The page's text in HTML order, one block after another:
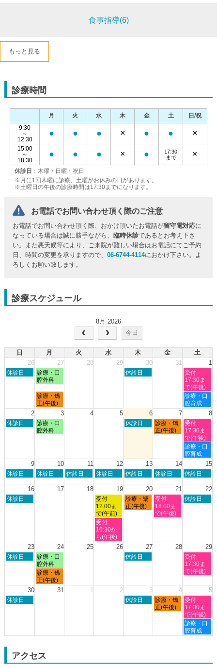
食事指導(6)
もっと見る
診療時間
休診日 ：木曜・日曜・祝日
※月に1回木曜に診療、土曜がお休みの日があります。
※土曜日の午後の診療時間は17:30までになります。
月 火 水 木 金 土
日/祝
9:30
～
12:30
● ● ● × ● ● ×
15:00
～
18:30
● ● ● × ●
17:30
まで
×
お電話でお問い合わせ頂く際のご注意
お電話でお問い合わせ頂く際、おかけ頂いたお電話が留守電対応に
なっている場合は誠に勝手ながら、
臨時休診であるとお考え下さ
い。また悪天候等により、ご来院が難しい場合はお電話にてご予約
日、時間の変更を承りますので、06-6744-4114におかけ下さい。よ
ろしくお願い致します。
診療スケジュール
8月 2026
今日
日 月 火 水 木 金
土
26
27 28 29 30 31 1
日
26th
休診日
月
曜
7
月
27th
診療・口
腔外科
木
30th
休診日
土
曜
日,
8
月
1st
受付
17:30ま
で(午後)
月
曜
日,
月
27th
診療・矯
正(午後)
土
曜
日,
月
1st
2026
診療・口
腔育成
2 3 4 5 6 7 8
日
2nd
休診日
月
曜
3rd
診療・口
腔外科
木
6th
休診日
金
曜
7th
診療・矯
正(午後)
土
曜
日,
8
月
8th
受付
17:30ま
で(午後)
土
曜
日,
月
診療・口
腔育成
9 10 11 12 13 14 15
日
8
月
休診日
月
休診日
火
休診日
水
8
月
12th
2026
休診日
木
8
月
13th
休診日
金
8
月
14th
2026
休診日
土
8
月
休診日
16 17 18 19 20 21 22
日
2026
休診日
水
曜
日,
8
月
19th
2026
受付
12:00ま
で(午前)
木
曜
2026
診療・矯
正(午後)
金
曜
日,
2026
受付
18:00ま
で(午後)
土
2026
休診日
水
曜
日,
8
受付
16:30か
ら(午後)
23 24 25 26 27 28 29
日
月
2026
休診日
月
曜
日,
8
月
診療・口
腔外科
木
月
2026
休診日
土
曜
日,
月
2026
受付
17:30ま
で(午後)
月
曜
日,
診療・矯
正(午後)
30 31 1 2 3 4 5
日
30th
休診日
木
3rd
休診日
金
曜
4th
診療・矯
正(午後)
土
曜
日,
9
月
5th
受付
17:30ま
で(午後)
土
曜
日,
診療・口
腔育成
アクセス